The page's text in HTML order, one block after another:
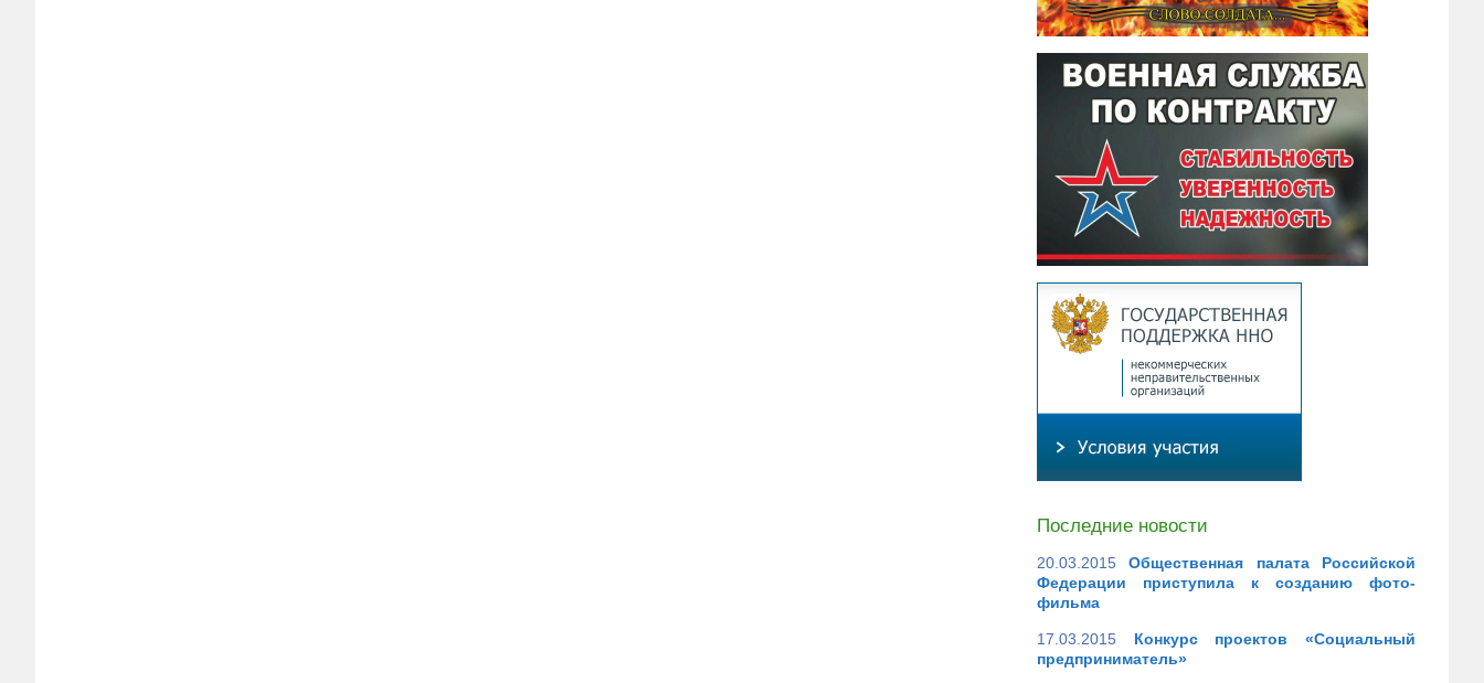
Последние новости
20.03.2015
Общественная палата Российской
Федерации приступила к созданию фото-
фильма
17.03.2015
Конкурс проектов «Социальный
предприниматель»